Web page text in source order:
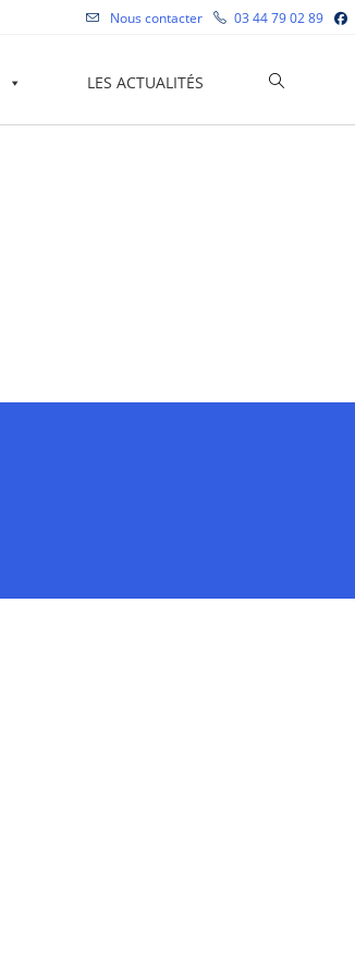
Nous contacter 03 44 79 02 89
LES ACTUALITÉS Toggle